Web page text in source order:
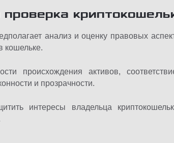
анализ и оценку правовых
кошельке.
происхождения активов,
и прозрачности.
интересы владельца